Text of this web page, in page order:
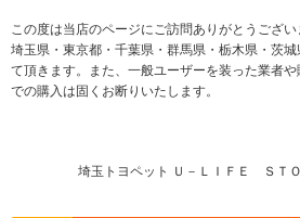
この度は当店のページにご訪問ありがとうござい
埼玉県・東京都・千葉県・群馬県・栃木県・茨
て頂きます。また、一般ユーザーを装った業者
での購入は固くお断りいたします。
埼玉トヨペット Ｕ－ＬＩＦＥ ＳＴ